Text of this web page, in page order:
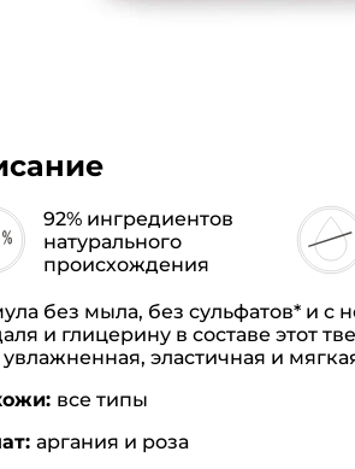
92% ингредиентов
натурального
происхождения
без мыла, без сульфатов* и с
и глицерину в составе этот
эластичная и
все типы
аргания и роза